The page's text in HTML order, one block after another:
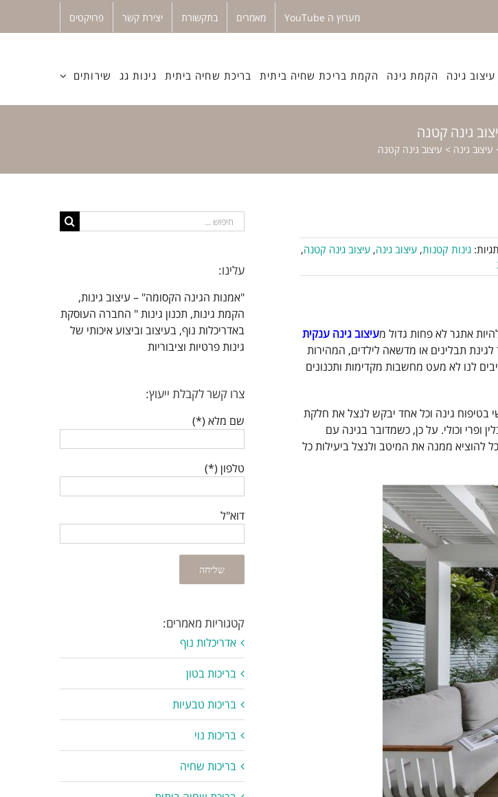
מערוץ ה YouTube מאמרים בתקשורת יצירת קשר פרויקטים
עיצוב גינה הקמת גינה הקמת בריכת שחיה ביתית בריכת שחיה ביתית גינות גג שירותים
גינה קטנה
עיצוב גינה > עיצוב גינה קטנה
תגיות: גינות קטנות, עיצוב גינה, עיצוב גינה קטנה,
אתגר לא פחות גדול מעיצוב גינה ענקית
תבלינים או מדשאה לילדים, המהירות
לנו לא מעט מחשבות מקדימות ותכנונים
בטיפוח גינה וכל אחד יבקש לנצל את חלקת
ופרי וכולי. על כן, כשמדובר בגינה עם
להוציא ממנה את המיטב ולנצל ביעילות כל
חיפוש...
עלינו:
"אמנות הגינה הקסומה" – עיצוב גינות,
הקמת גינות, תכנון גינות " החברה העוסקת
באדריכלות נוף, בעיצוב וביצוע איכותי של
גינות פרטיות וציבוריות
צרו קשר לקבלת ייעוץ:
שם מלא (*)
טלפון (*)
דוא"ל
קטגוריות מאמרים:
אדריכלות נוף
בריכות בטון
בריכות טבעיות
בריכות נוי
בריכות שחיה